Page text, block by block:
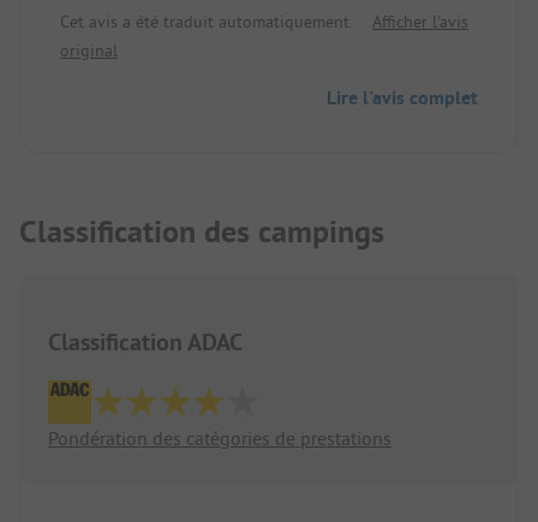
Cet avis a été traduit automatiquement.
Afficher l'avis
original
Lire l'avis complet
Classification des campings
Classification ADAC
Pondération des catégories de prestations